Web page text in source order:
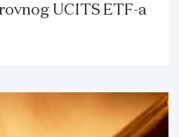
UCITS ETF-a